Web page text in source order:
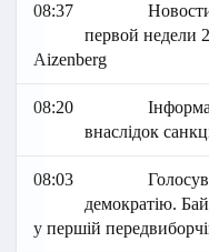
08:37
первой недели
Aizenberg
08:20
внаслідок
08:03
демократію.
у першій